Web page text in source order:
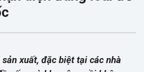
xuất, đặc biệt tại các nhà